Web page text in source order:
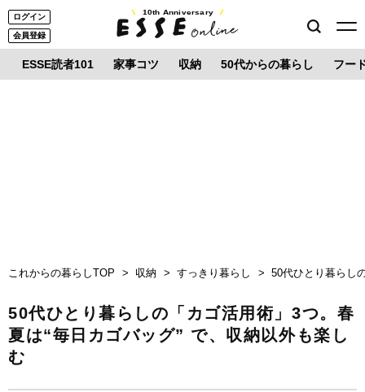
ログイン
会員登録
10th Anniversary
ESSE読者101 家事コツ 収納 50代からの暮らし フー
これからの暮らしTOP 収納 すっきり暮らし 50代ひとり暮らし
50代ひとり暮らしの「カゴ活用術」3つ。春
夏は“毎日カゴバッグ” で、収納以外も楽し
む